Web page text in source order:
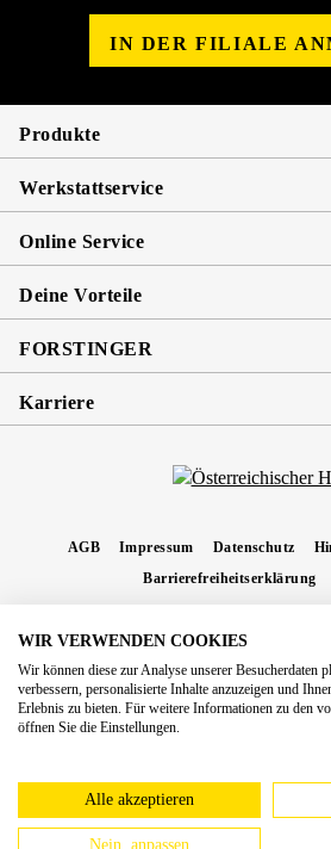
IN DER FILIALE
Produkte
Werkstattservice
Online Service
Deine Vorteile
FORSTINGER
Karriere
AGB Impressum Datenschutz
Barrierefreiheitserklärung
Nachnahmegebühren, wenn nicht
Copyright 2026 Forstinger
Königstetter Straße 128 - 134/
europäschen Online-Streitbeilegungs-Plattform
WIR VERWENDEN COOKIES
Wir können diese zur Analyse unserer Besucherdaten
verbessern, personalisierte Inhalte anzuzeigen und
Erlebnis zu bieten. Für weitere Informationen zu den
öffnen Sie die Einstellungen.
Alle akzeptieren
Nein, anpassen